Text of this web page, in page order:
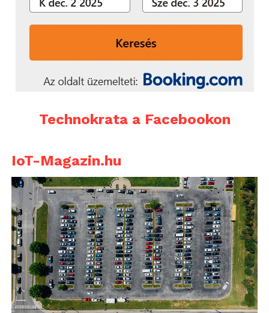
Technokrata a Facebookon
IoT-Magazin.hu